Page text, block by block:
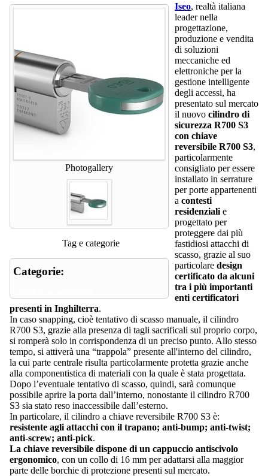
Photogallery
Tag e categorie
Categorie:
Iseo, realtà italiana
leader nella
progettazione,
produzione e vendita
di soluzioni
meccaniche ed
elettroniche per la
gestione intelligente
degli accessi, ha
presentato sul mercato
il nuovo cilindro di
sicurezza R700 S3
con chiave
reversibile R700 S3,
particolarmente
consigliato per essere
installato in serrature
per porte appartenenti
a contesti
residenziali e
progettato per
proteggere dai più
fastidiosi attacchi di
scasso, grazie al suo
particolare design
certificato da alcuni
tra i più importanti
enti certificatori
presenti in Inghilterra.
In caso snapping, cioè tentativo di scasso manuale, il cilindro
R700 S3, grazie alla presenza di tagli sacrificali sul proprio corpo,
si romperà solo in corrispondenza di un preciso punto. Allo stesso
tempo, si attiverà una “trappola” presente all'interno del cilindro,
la cui parte centrale risulta particolarmente protetta grazie anche
alla componentistica di materiali con la quale è stata progettata.
Dopo l’eventuale tentativo di scasso, quindi, sarà comunque
possibile aprire la porta dall’interno, nonostante il cilindro R700
S3 sia stato reso inaccessibile dall’esterno.
In particolare, il cilindro a chiave reversibile R700 S3 è:
resistente agli attacchi con il trapano; anti-bump; anti-twist;
anti-screw; anti-pick.
La chiave reversibile dispone di un cappuccio antiscivolo
ergonomico, con un collo di 16 mm per adattarsi alla maggior
parte delle borchie di protezione presenti sul mercato.